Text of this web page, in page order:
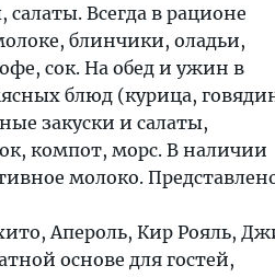
Всегда в рационе
блинчики, оладьи,
сок. На обед и ужин в
блюд (курица,
закуски и салаты,
компот, морс. В наличии
молоко.
Апероль, Кир Рояль,
основе для гостей,